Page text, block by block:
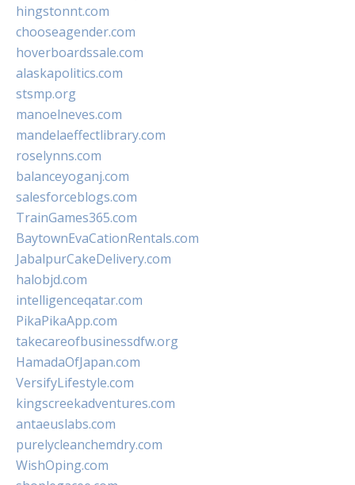
hingstonnt.com
chooseagender.com
hoverboardssale.com
alaskapolitics.com
stsmp.org
manoelneves.com
mandelaeffectlibrary.com
roselynns.com
balanceyoganj.com
salesforceblogs.com
TrainGames365.com
BaytownEvaCationRentals.com
JabalpurCakeDelivery.com
halobjd.com
intelligenceqatar.com
PikaPikaApp.com
takecareofbusinessdfw.org
HamadaOfJapan.com
VersifyLifestyle.com
kingscreekadventures.com
antaeuslabs.com
purelycleanchemdry.com
WishOping.com